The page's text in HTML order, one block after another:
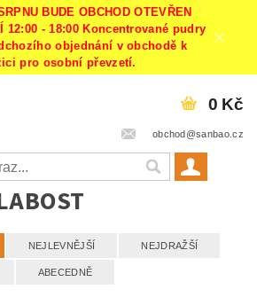
BUDE OBCHOD OTEVŘEN
12:00 - 18:00 Koncentrované pudry
objednání v obchodě k
pro osobní převzetí.
obchod@sanbao.cz
0 Kč
NEJLEVNĚJŠÍ NEJDRAŽŠÍ
ABECEDNĚ